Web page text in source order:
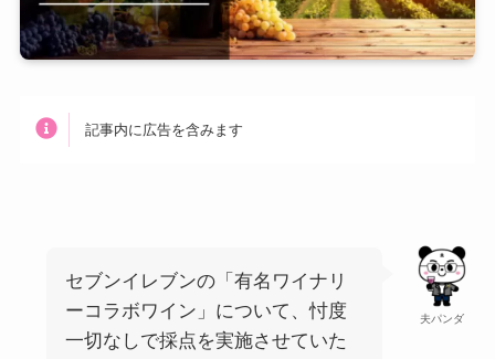
記事内に広告を含みます
夫パンダ
セブンイレブンの「有名ワイナリ
ーコラボワイン」について、忖度
一切なしで採点を実施させていた